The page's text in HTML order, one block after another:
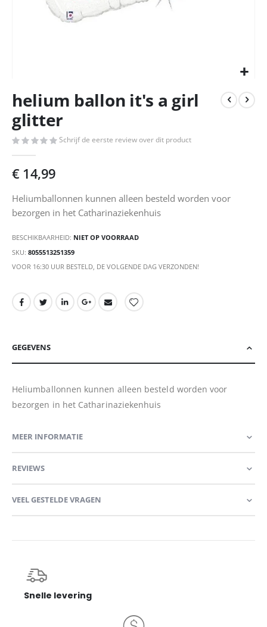
naar
het
begin
van
de
afbeeldingen-
gallerij
helium ballon it's a girl
glitter
Schrijf de eerste review over dit product
€ 14,99
Heliumballonnen kunnen alleen besteld worden voor
bezorgen in het Catharinaziekenhuis
BESCHIKBAARHEID: NIET OP VOORRAAD
SKU 8055513251359
VOOR 16:30 UUR BESTELD, DE VOLGENDE DAG VERZONDEN!
GEGEVENS
Heliumballonnen kunnen alleen besteld worden voor
bezorgen in het Catharinaziekenhuis
MEER INFORMATIE
REVIEWS
VEEL GESTELDE VRAGEN
Snelle levering